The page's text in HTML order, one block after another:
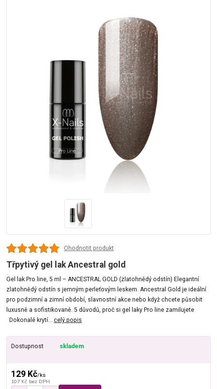
Ohodnotit produkt
Třpytivý gel lak Ancestral gold
Gel lak Pro line, 5 ml – ANCESTRAL GOLD (zlatohnědý odstín) Elegantní
zlatohnědý odstín s jemným perleťovým leskem. Ancestral Gold je ideální
pro podzimní a zimní období, slavnostní akce nebo když chcete působit
luxusně a sofistikovaně. 5 důvodů, proč si gel laky Pro line zamilujete
Dokonalé krytí...celý popis
Dostupnost skladem
129 Kč/ks
107 Kč bez DPH